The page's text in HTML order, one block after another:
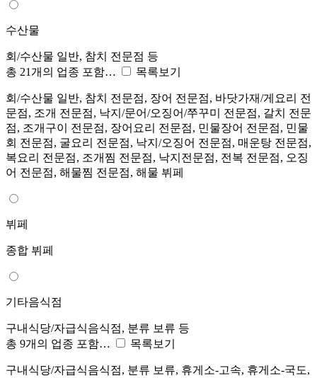
수산물
회/수산물 일반, 참치 전문점 등
총 21개의 업종 포함…
목록보기
회/수산물 일반, 참치 전문점, 장어 전문점, 바닷가재/게요리 전
문점, 조개 전문점, 낙지/문어/오징어/쭈꾸미 전문점, 갈치 전문
점, 조개구이 전문점, 장어요리 전문점, 민물장어 전문점, 민물
회 전문점, 굴요리 전문점, 낙지/오징어 전문점, 매운탕 전문점,
복요리 전문점, 조개찜 전문점, 낙지전문점, 전복 전문점, 오징
어 전문점, 해물찜 전문점, 해물 뷔페
뷔페
종합 뷔페
기타음식점
구내식당/자급식음식점, 분류 보류 등
총 9개의 업종 포함…
목록보기
구내식당/자급식음식점, 분류 보류, 휴게소-고속, 휴게소-국도,